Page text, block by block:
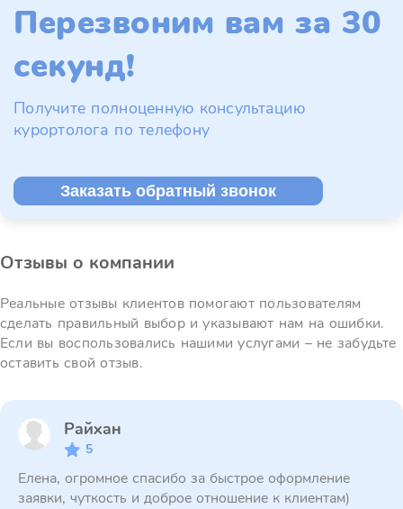
Перезвоним вам за 30
секунд!
Получите полноценную консультацию
курортолога по телефону
Заказать обратный звонок
Отзывы о компании
Реальные отзывы клиентов помогают пользователям
сделать правильный выбор и указывают нам на ошибки.
Если вы воспользовались нашими услугами – не забудьте
оставить свой отзыв.
Райхан
5
Елена, огромное спасибо за быстрое оформление
заявки, чуткость и доброе отношение к клиентам)